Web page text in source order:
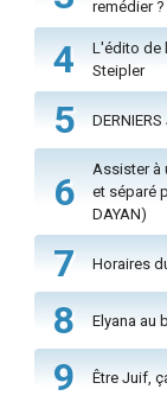
remédier ?
4
L'édito de
Steipler
5
6
Assister à
et séparé
DAYAN)
7 Horaires
8 Elyana au
9 Être Juif,